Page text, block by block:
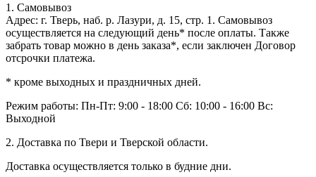
1. Самовывоз
Адрес: г. Тверь, наб. р. Лазури, д. 15, стр. 1. Самовывоз
осуществляется на следующий день* после оплаты. Также
забрать товар можно в день заказа*, если заключен Договор
отсрочки платежа.
* кроме выходных и праздничных дней.
Режим работы: Пн-Пт: 9:00 - 18:00 Сб: 10:00 - 16:00 Вс:
Выходной
2. Доставка по Твери и Тверской области.
Доставка осуществляется только в будние дни.